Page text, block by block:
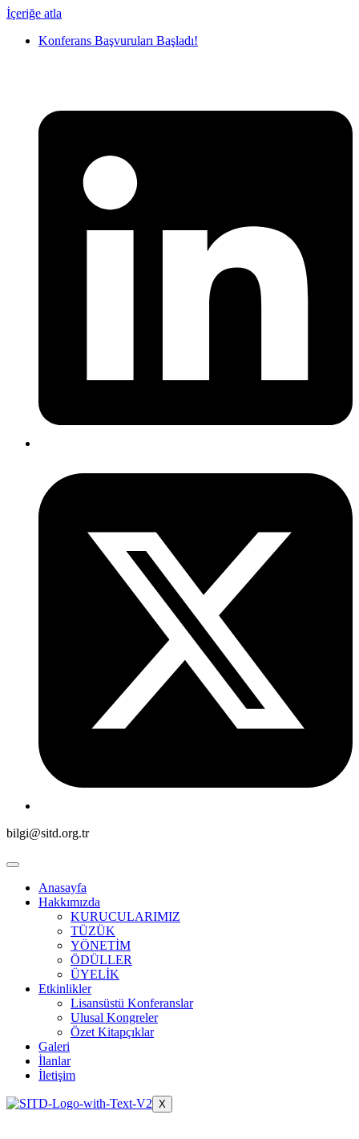
İçeriğe atla
Konferans Başvuruları Başladı!
bilgi@sitd.org.tr
Anasayfa
Hakkımızda
KURUCULARIMIZ
TÜZÜK
YÖNETİM
ÖDÜLLER
ÜYELİK
Etkinlikler
Lisansüstü Konferanslar
Ulusal Kongreler
Özet Kitapçıklar
Galeri
İlanlar
İletişim
X